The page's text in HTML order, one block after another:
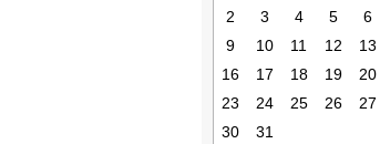
2
3 4 5 6
9
10 11 12 13
16
17 18 19 20
23
24 25 26 27
30
31